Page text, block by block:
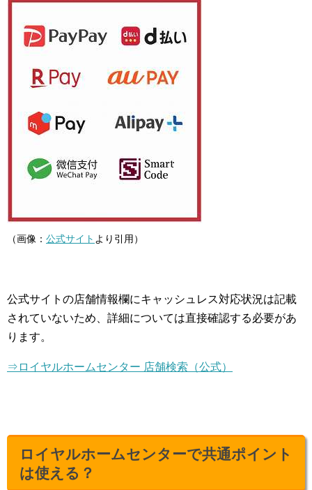
（画像： 公式サイト より引用）
公式サイトの店舗情報欄にキャッシュレス対応状況は記載
されていないため、詳細については直接確認する必要があ
ります。
⇒ロイヤルホームセンター 店舗検索（公式）
ロイヤルホームセンターで共通ポイント
は使える？